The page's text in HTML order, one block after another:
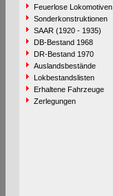
Feuerlose Lokomotiven
Sonderkonstruktionen
SAAR (1920 - 1935)
DB-Bestand 1968
DR-Bestand 1970
Auslandsbestände
Lokbestandslisten
Erhaltene Fahrzeuge
Zerlegungen